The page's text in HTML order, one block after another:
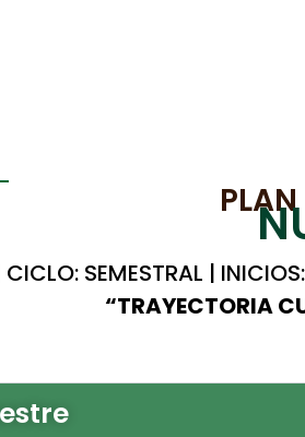
SEMESTRAL |
“TRAYECTORIA